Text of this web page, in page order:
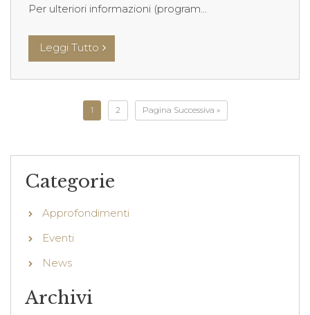
Per ulteriori informazioni (program...
Leggi Tutto
1 2 Pagina Successiva »
Categorie
Approfondimenti
Eventi
News
Archivi